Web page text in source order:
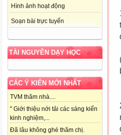
Hình ảnh hoạt động
Soạn bài trực tuyến
TÀI NGUYÊN DẠY HỌC
CÁC Ý KIẾN MỚI NHẤT
TVM thăm nhà....
" Giới thiệu nới tải các sáng kiến
kinh nghiệm,...
Đã lâu không ghé thăm chị.